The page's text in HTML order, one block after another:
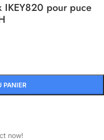
pour puce
PANIER
now!